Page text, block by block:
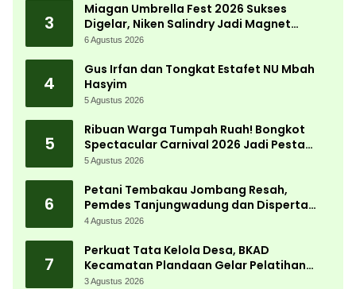
3
Miagan Umbrella Fest 2026 Sukses
Digelar, Niken Salindry Jadi Magnet
Ribuan Pengunjung
6 Agustus 2026
4
Gus Irfan dan Tongkat Estafet NU Mbah
Hasyim
5 Agustus 2026
5
Ribuan Warga Tumpah Ruah! Bongkot
Spectacular Carnival 2026 Jadi Pesta
Kemerdekaan Terbesar di Peterongan
5 Agustus 2026
6
Petani Tembakau Jombang Resah,
Pemdes Tanjungwadung dan Disperta
Bergerak Cepat
4 Agustus 2026
7
Perkuat Tata Kelola Desa, BKAD
Kecamatan Plandaan Gelar Pelatihan
Aparatur Pemdes
3 Agustus 2026